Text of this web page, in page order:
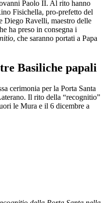
Paolo II. Al rito hanno
Fisichella, pro-prefetto del
Diego Ravelli, maestro delle
ha preso in consegna i
, che saranno portati a Papa
Basiliche papali
cerimonia per la Porta Santa
Il rito della “recognitio”
le Mura e il 6 dicembre a